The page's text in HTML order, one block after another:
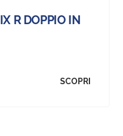
R DOPPIO IN
SCOPRI